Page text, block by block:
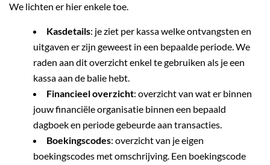
We lichten er hier enkele toe.
Kasdetails: je ziet per kassa welke ontvangsten en
uitgaven er zijn geweest in een bepaalde periode. We
raden aan dit overzicht enkel te gebruiken als je een
kassa aan de balie hebt.
Financieel overzicht: overzicht van wat er binnen
jouw financiële organisatie binnen een bepaald
dagboek en periode gebeurde aan transacties.
Boekingscodes: overzicht van je eigen
boekingscodes met omschrijving. Een boekingscode